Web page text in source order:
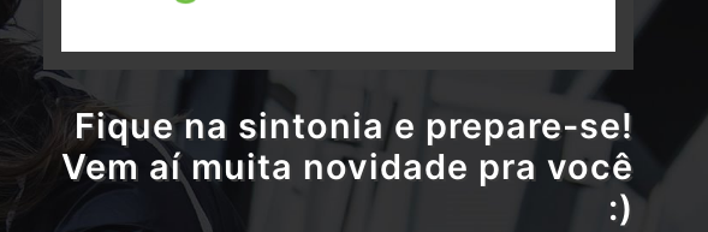
Fique na sintonia e prepare-se!
Vem aí muita novidade pra você
:)